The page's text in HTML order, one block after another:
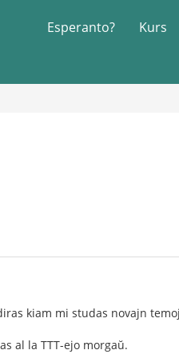
Esperanto? Kurs
kiam mi studas novajn
al la TTT-ejo morgaŭ.